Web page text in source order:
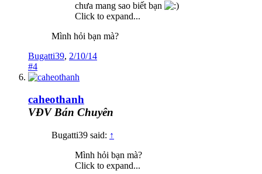
chưa mang sao biết bạn
Click to expand...
Mình hỏi bạn mà?
Bugatti39, 2/10/14
#4
caheothanh
VĐV Bán Chuyên
Bugatti39 said: ↑
Mình hỏi bạn mà?
Click to expand...